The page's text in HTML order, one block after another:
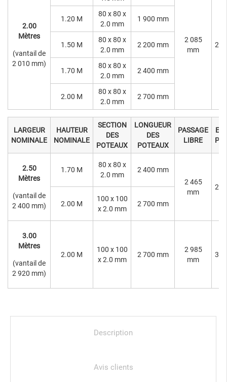
2.00
Mètres
(vantail de
2 010 mm)
2 085
mm
2
1.20 M
80 x 80 x
2.0 mm
1 900 mm
1.50 M
80 x 80 x
2.0 mm
2 200 mm
1.70 M
80 x 80 x
2.0 mm
2 400 mm
2.00 M
80 x 80 x
2.0 mm
2 700 mm
LARGEUR
NOMINALE
HAUTEUR
NOMINALE
SECTION
DES
POTEAUX
LONGUEUR
DES
POTEAUX
PASSAGE
LIBRE
2.50
Mètres
(vantail de
2 400 mm)
1.70 M
80 x 80 x
2.0 mm
2 400 mm
2 465
mm
2
2.00 M
100 x 100
x 2.0 mm
2 700 mm
3.00
Mètres
(vantail de
2 920 mm)
2.00 M
100 x 100
x 2.0 mm
2 700 mm
2 985
mm
3
Description
Avis clients